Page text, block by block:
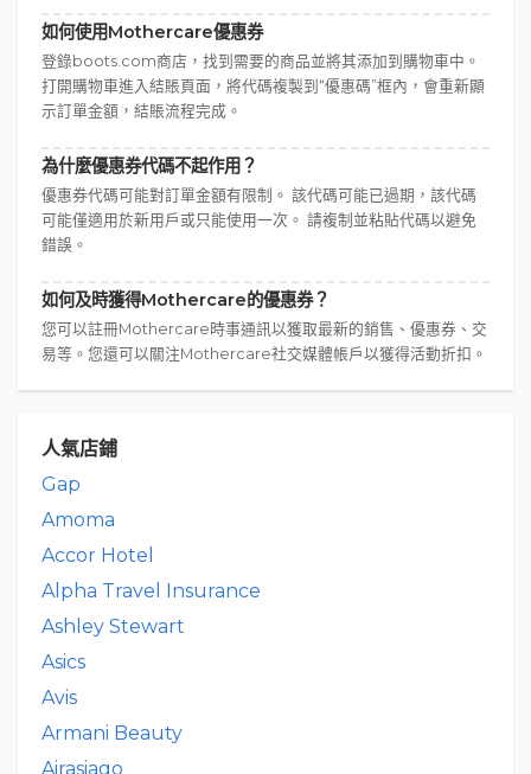
如何使用Mothercare優惠券
登錄boots.com商店，找到需要的商品並將其添加到購物車中。
打開購物車進入結賬頁面，將代碼複製到“優惠碼”框內，會重新顯
示訂單金額，結賬流程完成。
為什麼優惠券代碼不起作用？
優惠券代碼可能對訂單金額有限制。 該代碼可能已過期，該代碼
可能僅適用於新用戶或只能使用一次。 請複制並粘貼代碼以避免
錯誤。
如何及時獲得Mothercare的優惠券？
您可以註冊Mothercare時事通訊以獲取最新的銷售、優惠券、交
易等。您還可以關注Mothercare社交媒體帳戶以獲得活動折扣。
人氣店鋪
Gap
Amoma
Accor Hotel
Alpha Travel Insurance
Ashley Stewart
Asics
Avis
Armani Beauty
Airasiago